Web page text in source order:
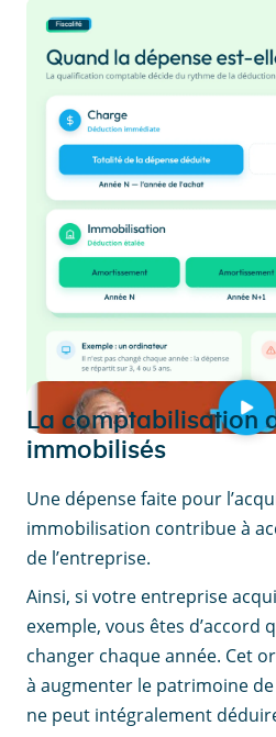
La comptabilisation
immobilisés
Une dépense faite pour
immobilisation contribue à
de l’entreprise.
Ainsi, si votre entreprise
exemple, vous êtes d’accord
changer chaque année. Cet
à augmenter le patrimoine
ne peut intégralement